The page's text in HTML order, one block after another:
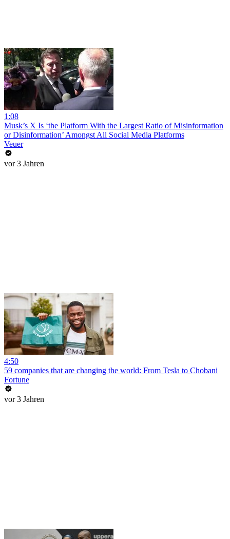
1:08
Musk’s X Is ‘the Platform With the Largest Ratio of Misinformation
or Disinformation’ Amongst All Social Media Platforms
Veuer
vor 3 Jahren
4:50
59 companies that are changing the world: From Tesla to Chobani
Fortune
vor 3 Jahren